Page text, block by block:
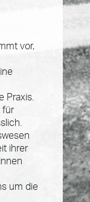
vor,
Praxis.
für
ihrer
um die